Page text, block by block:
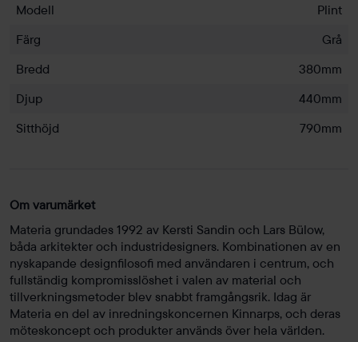
Modell
Plint
Färg
Grå
Bredd
380mm
Djup
440mm
Sitthöjd
790mm
Om varumärket
Materia grundades 1992 av Kersti Sandin och Lars Bülow,
båda arkitekter och industridesigners. Kombinationen av en
nyskapande designfilosofi med användaren i centrum, och
fullständig kompromisslöshet i valen av material och
tillverkningsmetoder blev snabbt framgångsrik. Idag är
Materia en del av inredningskoncernen Kinnarps, och deras
möteskoncept och produkter används över hela världen.